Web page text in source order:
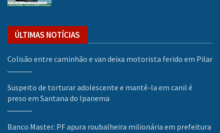
ÚLTIMAS NOTÍCIAS
Colisão entre caminhão e van deixa motorista ferido em Pilar
Suspeito de torturar adolescente e mantê-la em canil é
preso em Santana do Ipanema
Banco Master: PF apura roubalheira milionária em prefeitura